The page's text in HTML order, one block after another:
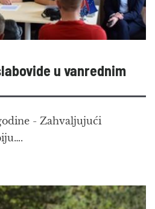
u vanrednim
- Zahvaljujući